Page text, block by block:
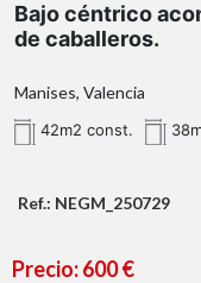
Bajo céntrico
de caballeros.
Manises, Valencia
42m2 const.
Ref.: NEGM_250729
Precio: 600 €